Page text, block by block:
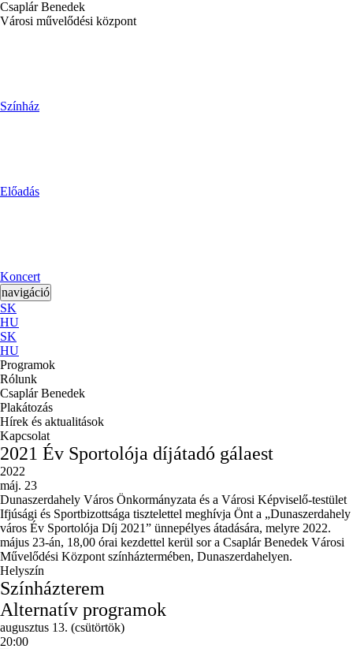
Csaplár Benedek
Városi művelődési központ
Színház
Előadás
Koncert
navigáció
SK
HU
SK
HU
Programok
Rólunk
Csaplár Benedek
Plakátozás
Hírek és aktualitások
Kapcsolat
2021 Év Sportolója díjátadó gálaest
2022
máj. 23
Dunaszerdahely Város Önkormányzata és a Városi Képviselő-testület
Ifjúsági és Sportbizottsága tisztelettel meghívja Önt a „Dunaszerdahely
város Év Sportolója Díj 2021” ünnepélyes átadására, melyre 2022.
május 23-án, 18,00 órai kezdettel kerül sor a Csaplár Benedek Városi
Művelődési Központ színháztermében, Dunaszerdahelyen.
Helyszín
Színházterem
Alternatív programok
augusztus 13. (csütörtök)
20:00